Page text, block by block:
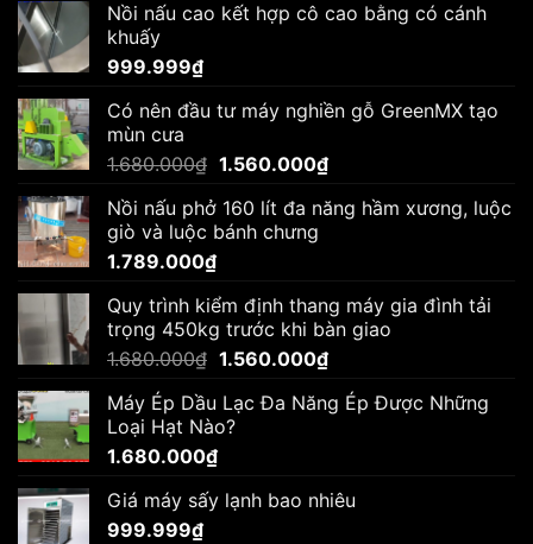
là:
tại
Nồi nấu cao kết hợp cô cao bằng có cánh
khuấy
999.999₫
Có nên đầu tư máy nghiền gỗ GreenMX tạo
mùn cưa
1.680.000₫ Giá
là:
1.680.000₫.
1.560.000₫Giá
tại
Nồi nấu phở 160 lít đa năng hầm xương, luộc
giò và luộc bánh chưng
1.789.000₫
Quy trình kiểm định thang máy gia đình tải
trọng 450kg trước khi bàn giao
1.680.000₫ Giá
là:
1.680.000₫.
1.560.000₫Giá
tại
Máy Ép Dầu Lạc Đa Năng Ép Được Những
Loại Hạt Nào?
1.680.000₫
Giá máy sấy lạnh bao nhiêu
999.999₫